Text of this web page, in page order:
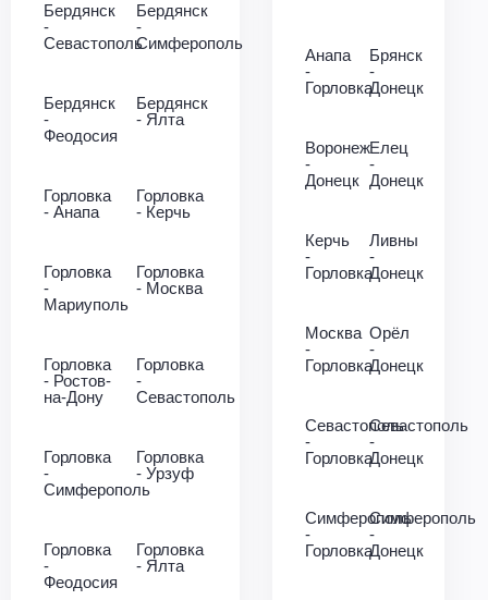
Бердянск
-
Севастополь
Бердянск
-
Симферополь
Бердянск
-
Феодосия
Бердянск
- Ялта
Горловка
- Анапа
Горловка
- Керчь
Горловка
-
Мариуполь
Горловка
- Москва
Горловка
- Ростов-
на-Дону
Горловка
-
Севастополь
Горловка
-
Симферополь
Горловка
- Урзуф
Горловка
-
Феодосия
Горловка
- Ялта
Анапа
-
Горловка
Брянск
-
Донецк
Воронеж
-
Донецк
Елец
-
Донецк
Керчь
-
Горловка
Ливны
-
Донецк
Москва
-
Горловка
Орёл
-
Донецк
Севастополь
-
Горловка
Севастополь
-
Донецк
Симферополь
-
Горловка
Симферополь
-
Донецк